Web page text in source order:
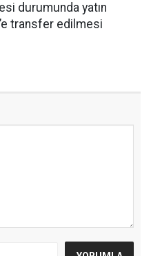
durumunda yatın
transfer edilmesi